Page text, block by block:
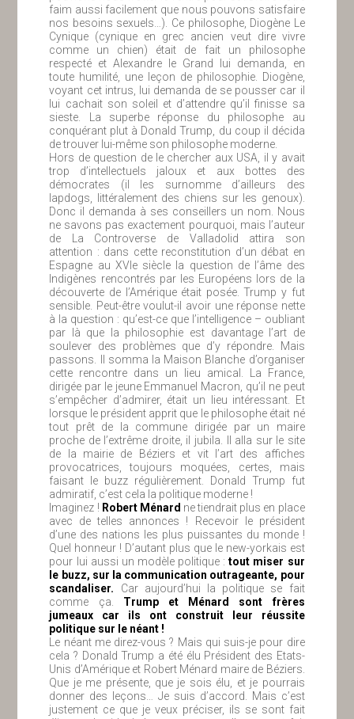
faim aussi facilement que nous pouvons satisfaire
nos besoins sexuels…). Ce philosophe, Diogène Le
Cynique (cynique en grec ancien veut dire vivre
comme un chien) était de fait un philosophe
respecté et Alexandre le Grand lui demanda, en
toute humilité, une leçon de philosophie. Diogène,
voyant cet intrus, lui demanda de se pousser car il
lui cachait son soleil et d’attendre qu’il finisse sa
sieste. La superbe réponse du philosophe au
conquérant plut à Donald Trump, du coup il décida
de trouver lui-même son philosophe moderne.
Hors de question de le chercher aux USA, il y avait
trop d’intellectuels jaloux et aux bottes des
démocrates (il les surnomme d’ailleurs des
lapdogs, littéralement des chiens sur les genoux).
Donc il demanda à ses conseillers un nom. Nous
ne savons pas exactement pourquoi, mais l’auteur
de La Controverse de Valladolid attira son
attention : dans cette reconstitution d’un débat en
Espagne au XVIe siècle la question de l’âme des
Indigènes rencontrés par les Européens lors de la
découverte de l’Amérique était posée. Trump y fut
sensible. Peut-être voulut-il avoir une réponse nette
à la question : qu’est-ce que l’intelligence – oubliant
par là que la philosophie est davantage l’art de
soulever des problèmes que d’y répondre. Mais
passons. Il somma la Maison Blanche d’organiser
cette rencontre dans un lieu amical. La France,
dirigée par le jeune Emmanuel Macron, qu’il ne peut
s’empêcher d’admirer, était un lieu intéressant. Et
lorsque le président apprit que le philosophe était né
tout prêt de la commune dirigée par un maire
proche de l’extrême droite, il jubila. Il alla sur le site
de la mairie de Béziers et vit l’art des affiches
provocatrices, toujours moquées, certes, mais
faisant le buzz régulièrement. Donald Trump fut
admiratif, c’est cela la politique moderne !
Imaginez ! Robert Ménard ne tiendrait plus en place
avec de telles annonces ! Recevoir le président
d’une des nations les plus puissantes du monde !
Quel honneur ! D’autant plus que le new-yorkais est
pour lui aussi un modèle politique :tout miser sur
le buzz, sur la communication outrageante, pour
scandaliser. Car aujourd’hui la politique se fait
comme ça. Trump et Ménard sont frères
jumeaux car ils ont construit leur réussite
politique sur le néant !
Le néant me direz-vous ? Mais qui suis-je pour dire
cela ? Donald Trump a été élu Président des Etats-
Unis d’Amérique et Robert Ménard maire de Béziers.
Que je me présente, que je sois élu, et je pourrais
donner des leçons… Je suis d’accord. Mais c’est
justement ce que je veux préciser, ils se sont fait